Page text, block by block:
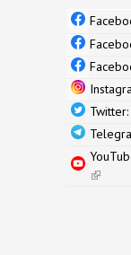
Twitter:
(link is